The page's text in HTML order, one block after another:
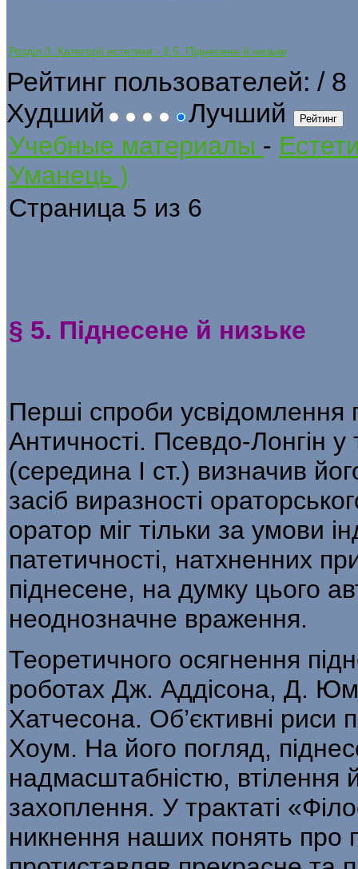
Розділ 3. Категорії естетики - § 5. Піднесене й низьке
Рейтинг пользователей: / 8
Худший
Лучший
Учебные материалы -
Уманець )
Страница 5 из 6
§ 5. Піднесене й низьке
Перші спроби усвідомлення
Антич­ності. Псевдо-Лонгін у
(середина I ст.) ви­значив
засіб виразності
оратор міг тільки за умови
патетичності, натхненних
піднесене, на думку цього
неоднозначне враження.
Теоретичного осягнення
роботах Дж. Аддісона, Д.
Хатчесона. Об’єктивні риси
Хоум. На його погляд,
надмасштабністю, втілення
захоплення. У трактаті
никнення наших понять про